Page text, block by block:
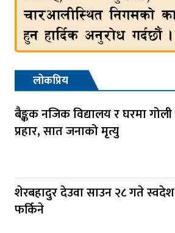
लोकप्रिय
बैङ्कक नजिक विद्यालय र घरमा गोली
प्रहार, सात जनाको मृत्यु
शेरबहादुर देउवा साउन २८ गते स्वदेश
फर्किने